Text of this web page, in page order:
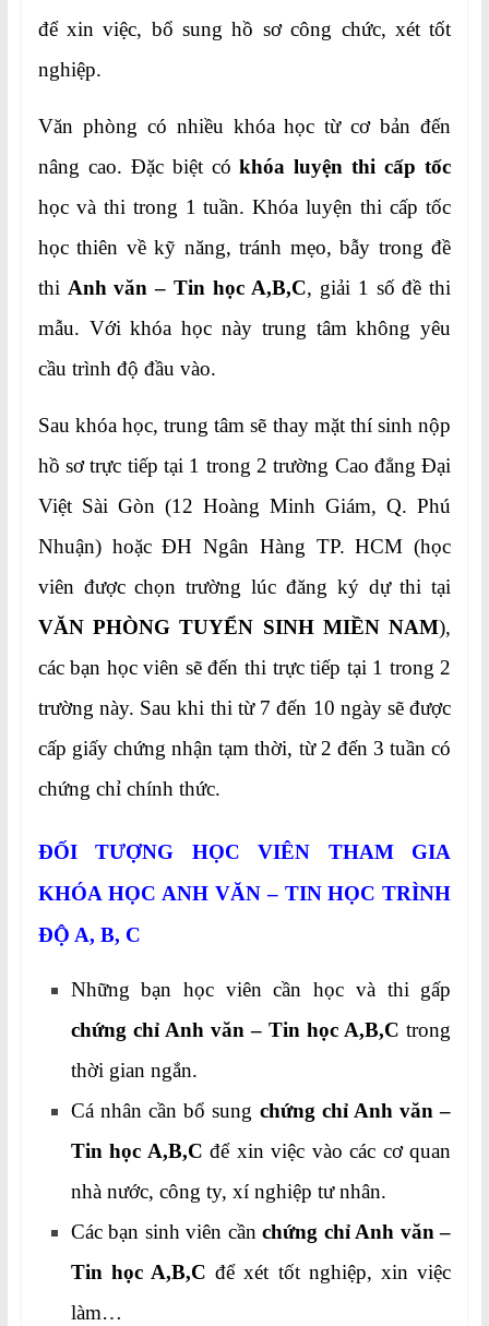
để xin việc, bổ sung hồ sơ công chức, xét tốt
nghiệp.
Văn phòng có nhiều khóa học từ cơ bản đến
nâng cao. Đặc biệt cókhóa luyện thi cấp tốc
học và thi trong 1 tuần. Khóa luyện thi cấp tốc
học thiên về kỹ năng, tránh mẹo, bẫy trong đề
thi Anh văn – Tin học A,B,C, giải 1 số đề thi
mẫu. Với khóa học này trung tâm không yêu
cầu trình độ đầu vào.
Sau khóa học, trung tâm sẽ thay mặt thí sinh nộp
hồ sơ trực tiếp tại 1 trong 2 trường Cao đẳng Đại
Việt Sài Gòn (12 Hoàng Minh Giám, Q. Phú
Nhuận) hoặc ĐH Ngân Hàng TP. HCM (học
viên được chọn trường lúc đăng ký dự thi tại
VĂN PHÒNG TUYỂN SINH MIỀN NAM),
các bạn học viên sẽ đến thi trực tiếp tại 1 trong 2
trường này. Sau khi thi từ 7 đến 10 ngày sẽ được
cấp giấy chứng nhận tạm thời, từ 2 đến 3 tuần có
chứng chỉ chính thức.
ĐỐI TƯỢNG HỌC VIÊN THAM GIA
KHÓA HỌCANH VĂN – TIN HỌC TRÌNH
ĐỘ A, B, C
Những bạn học viên cần học và thi gấp
chứng chỉ Anh văn – Tin học A,B,C trong
thời gian ngắn.
Cá nhân cần bổ sung chứng chỉ Anh văn –
Tin học A,B,C để xin việc vào các cơ quan
nhà nước, công ty, xí nghiệp tư nhân.
Các bạn sinh viên cầnchứng chỉ Anh văn –
Tin học A,B,C để xét tốt nghiệp, xin việc
làm…